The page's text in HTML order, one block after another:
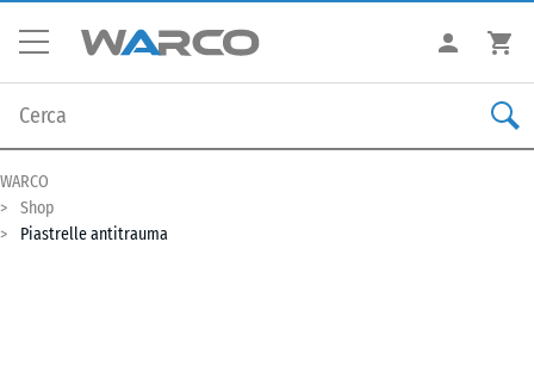
WARCO
Shop
Piastrelle antitrauma